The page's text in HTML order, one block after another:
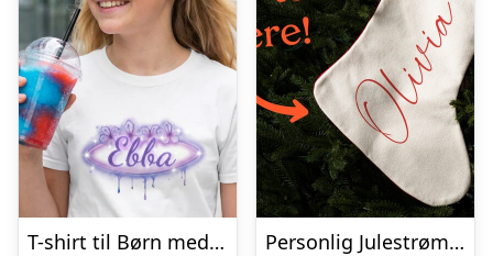
T-shirt til Børn med Egen Tekst – Midnight Sun
Personlig Julestrømpe med Tekst